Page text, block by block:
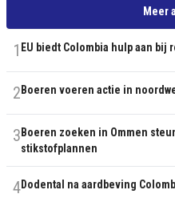
Meer
1 EU biedt Colombia hulp aan
2 Boeren voeren actie in
3 Boeren zoeken in Ommen
stikstofplannen
4Dodental na aardbeving